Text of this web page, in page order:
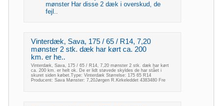
mønster Har disse 2 dæk i overskud, de
fejl..
Vinterdæk, Sava, 175 / 65 / R14, 7,20
mønster 2 stk. dæk har kørt ca. 200
km. er he..
Vinterdæk, Sava, 175 / 65 / R14, 7,20 mønster 2 stk. dæk har kørt
ca. 200 km. er helt ok. De er lidt støvede skyldes de har stået i
skuret siden købet.Type: Vinterdæk Størrelse: 175 65 R14
Producent: Sava Mønster: 7,20Jørgen R.Kirkeleddet 4383480 Fre